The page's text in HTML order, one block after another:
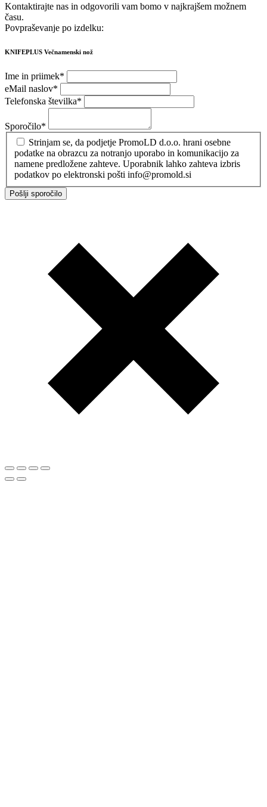
Kontaktirajte nas in odgovorili vam bomo v najkrajšem možnem
času.
Povpraševanje po izdelku:
KNIFEPLUS Večnamenski nož
Ime in priimek*
eMail naslov*
Telefonska številka*
Sporočilo*
Strinjam se, da podjetje PromoLD d.o.o. hrani osebne
podatke na obrazcu za notranjo uporabo in komunikacijo za
namene predložene zahteve. Uporabnik lahko zahteva izbris
podatkov po elektronski pošti info@promold.si
Pošlji sporočilo